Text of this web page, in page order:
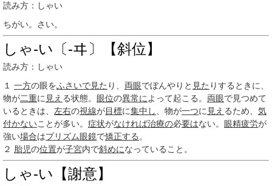
読み方：しゃい
ちがい。さい。
しゃ‐い〔‐ヰ〕【斜位】
読み方：しゃい
１
一方の眼をふさいで見た り、 両眼でぼんやりと 見た りするときに、
物が二重に 見え る状態。 眼位の異常に よって起こる。 両眼で見つめて
いるときは、 左右の視線が目標に集中し 、物が一つに 見え るため、 気
付かないことが多い。 症状がなければ治療の必要はない。 眼精疲労が
強い場合はプリズム眼鏡で矯正する 。
２ 胎児の位置が子宮内で斜めになっていること。
しゃ‐い【謝意】